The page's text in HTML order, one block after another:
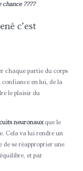
????
c’est
chaque partie du corps
en lui, de la
le plaisir du
neuronauxque le
Cela va lui rendre un
se réapproprier une
et par